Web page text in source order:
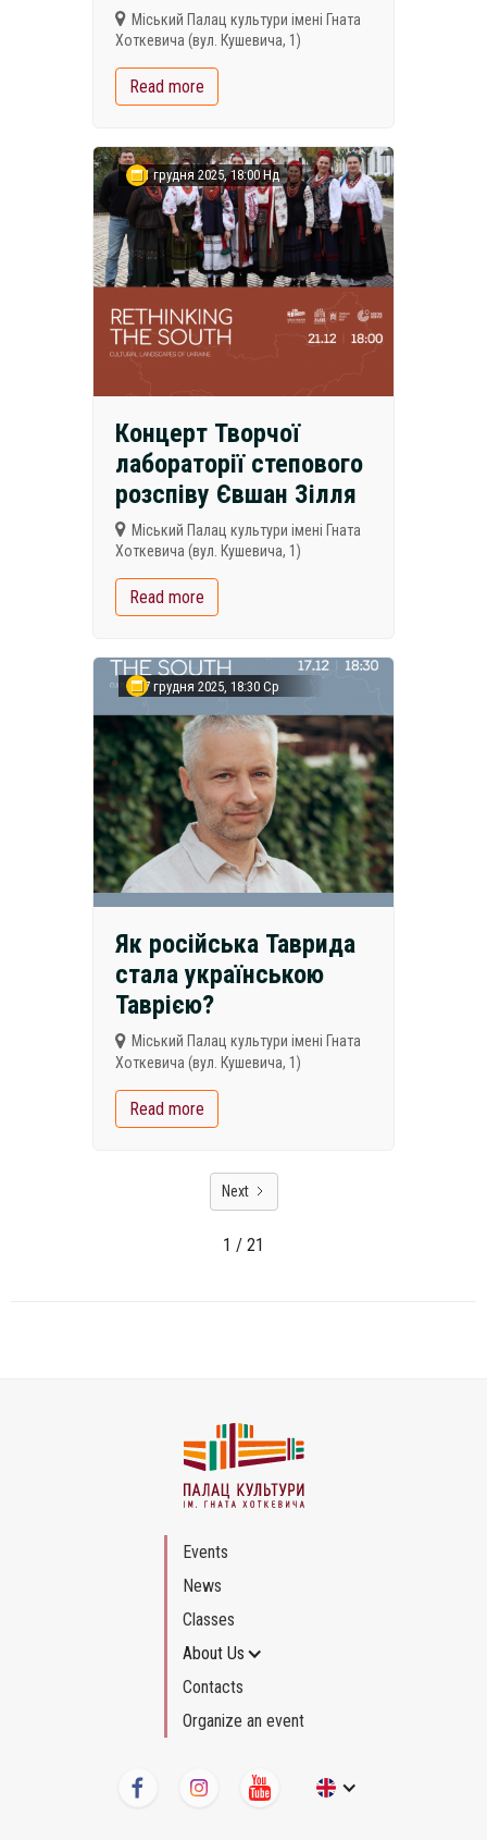
Міський Палац культури імені Гната
Хоткевича (вул. Кушевича, 1)
Read more
21 грудня 2025, 18:00 Нд
Концерт Творчої
лабораторії степового
розспіву Євшан Зілля
Міський Палац культури імені Гната
Хоткевича (вул. Кушевича, 1)
Read more
17 грудня 2025, 18:30 Ср
Як російська Таврида
стала українською
Таврією?
Міський Палац культури імені Гната
Хоткевича (вул. Кушевича, 1)
Read more
Next
1 / 21
Events
News
Classes
About Us
Contacts
Organize an event